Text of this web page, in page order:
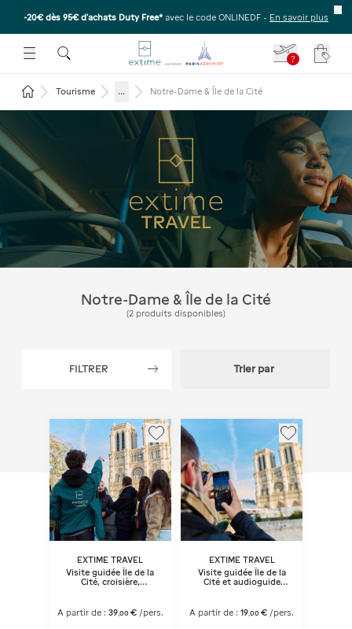
-20€ dès 95€ d’achats Duty Free* avec le code ONLINEDF - En savoir plus
MENU
OUVRIR LE SOUS-MENU
POUR OUVRIR LE SOUS-MENU
?
Revenir à la page d'accueil
Tourisme ... Notre-Dame & Île de la Cité
Visiter Notre-Dame & Île de
la Cité
FILTRER Trier par
Notre-Dame & Île de la Cité
(2 produits disponibles)
EXTIME TRAVEL
Visite guidée Île de la
Cité, croisière,
Dame (entrée libre)
A partir de : 39, 00 €/pers.
EXTIME TRAVEL
Visite guidée Île de la
Cité et audioguide
A partir de :19 ,00 € /pers.